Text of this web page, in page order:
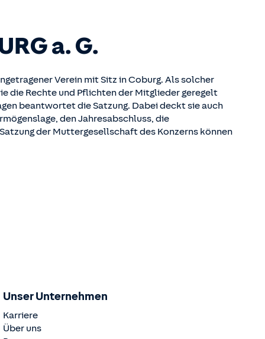
a. G.
Verein mit Sitz in Coburg. Als solcher
die Rechte und Pflichten der Mitglieder geregelt
beantwortet die Satzung. Dabei deckt sie auch
den Jahresabschluss, die
der Muttergesellschaft des Konzerns können
Unser Unternehmen
Karriere
Über uns